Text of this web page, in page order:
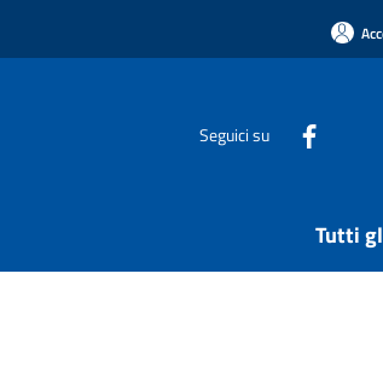
Seguici su
Tutti